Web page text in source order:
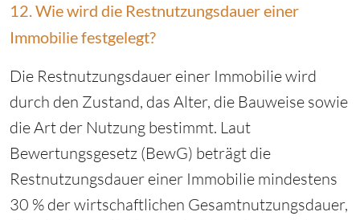
12. Wie wird die Restnutzungsdauer einer
Immobilie festgelegt?
Die Restnutzungsdauer einer Immobilie wird
durch den Zustand, das Alter, die Bauweise sowie
die Art der Nutzung bestimmt. Laut
Bewertungsgesetz (BewG) beträgt die
Restnutzungsdauer einer Immobilie mindestens
30 % der wirtschaftlichen Gesamtnutzungsdauer,